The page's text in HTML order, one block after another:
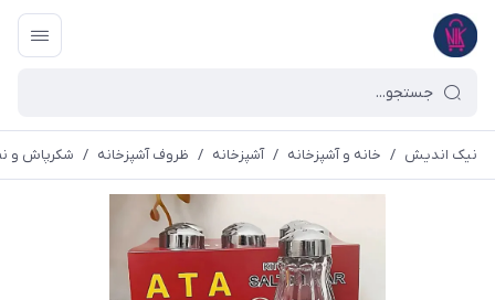
نیک اندیش / خانه و آشپزخانه / آشپزخانه / ظروف آشپزخانه / شکرپاش و